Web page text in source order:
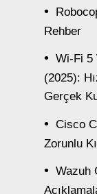
Rehber
Wi-Fi 5
(2025):
Gerçek
Cisco
Zorunlu
Wazuh